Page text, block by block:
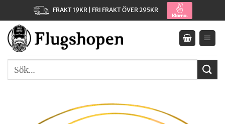
to
content
FRAKT 19KR | FRI FRAKT ÖVER 295KR